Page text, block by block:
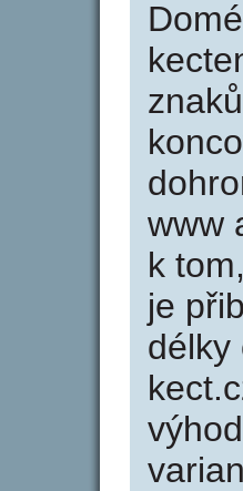
www
k
je
délky